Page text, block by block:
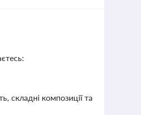
складні композиції та